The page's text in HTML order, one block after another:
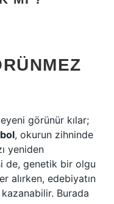
görünür kılar;
, okurun zihninde
yeniden
de, genetik bir olgu
alırken, edebiyatın
Burada